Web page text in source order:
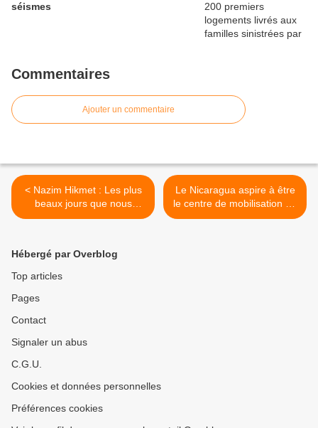
séismes
Commentaires
Ajouter un commentaire
< Nazim Hikmet : Les plus
beaux jours que nous
n'avons pas encore vus...
Le Nicaragua aspire à être
le centre de mobilisation du
commerce avec le
Hébergé par Overblog
Top articles
Pages
Contact
Signaler un abus
C.G.U.
Cookies et données personnelles
Préférences cookies